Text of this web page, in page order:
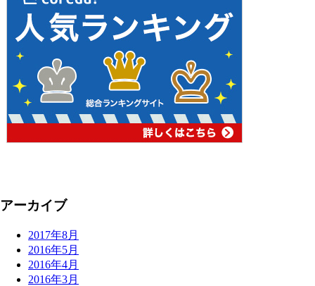
アーカイブ
2017年8月
2016年5月
2016年4月
2016年3月